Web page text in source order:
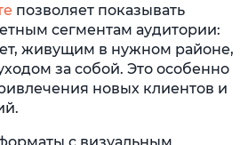
позволяет показывать
сегментам аудитории:
живущим в нужном районе,
за собой. Это особенно
новых клиентов и
с визуальным